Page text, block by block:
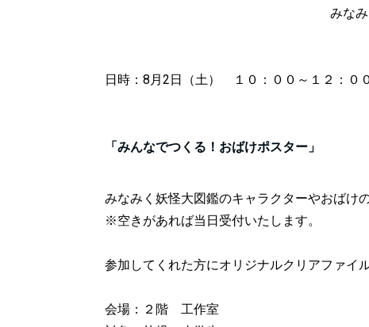
みな
日時：8月2日（土） １０：００～１２：０
「みんなでつくる！おばけポスター」
みなみく妖怪大図鑑のキャラクターやおばけ
※空き があれば当日受付いたします。
参加してくれた方にオリジナルクリアファイ
会場：２階 工作室